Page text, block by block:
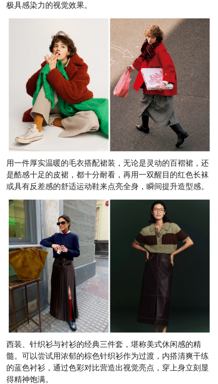
极具感染力的视觉效果。
用一件厚实温暖的毛衣搭配裙装，无论是灵动的百褶裙，还
是酷感十足的皮裙，都十分耐看，再用一双醒目的红色长袜
或具有反差感的舒适运动鞋来点亮全身，瞬间提升造型感。
西装、针织衫与衬衫的经典三件套，堪称美式休闲感的精
髓。可以尝试用浓郁的棕色针织衫作为过渡，内搭清爽干练
的蓝色衬衫，通过色彩对比营造出视觉亮点，穿上身立刻显
得精神饱满。